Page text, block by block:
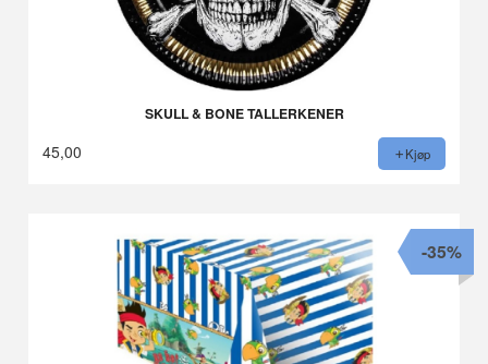
SKULL & BONE TALLERKENER
45,00 Kjøp
-35%